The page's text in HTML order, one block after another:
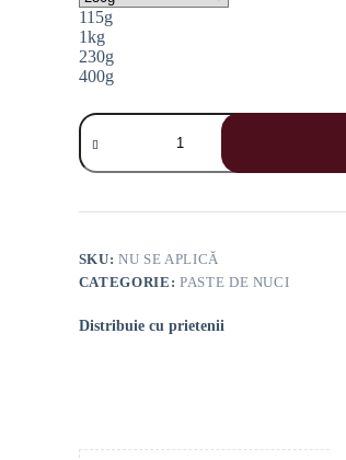
115g
1kg
230g
400g
Cantitate
Pastă
de
Caju
Cocos
SKU:NU SE APLICĂ
CATEGORIE: PASTE DE NUCI
Distribuie cu prietenii